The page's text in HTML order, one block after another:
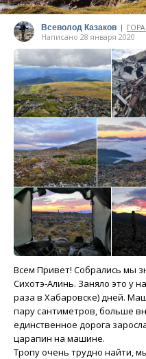
Всеволод Казаков |
Написано 28 января 2020
Всем Привет! Собрались мы
Сихотэ-Алинь. Заняло это у
раза в Хабаровске) дней.
пару сантиметров, больше
единственное дорога
царапин на машине.
Тропу очень трудно найти,